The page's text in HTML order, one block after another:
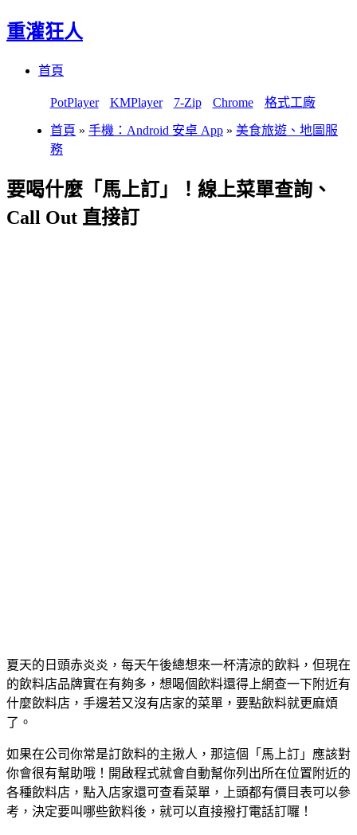
重灌狂人
首頁
PotPlayer KMPlayer 7-Zip Chrome 格式工廠
首頁 » 手機：Android 安卓 App » 美食旅遊、地圖服
務
要喝什麼「馬上訂」！線上菜單查詢、
Call Out 直接訂
夏天的日頭赤炎炎，每天午後總想來一杯清涼的飲料，但現在
的飲料店品牌實在有夠多，想喝個飲料還得上網查一下附近有
什麼飲料店，手邊若又沒有店家的菜單，要點飲料就更麻煩
了。
如果在公司你常是訂飲料的主揪人，那這個「馬上訂」應該對
你會很有幫助哦！開啟程式就會自動幫你列出所在位置附近的
各種飲料店，點入店家還可查看菜單，上頭都有價目表可以參
考，決定要叫哪些飲料後，就可以直接撥打電話訂囉！